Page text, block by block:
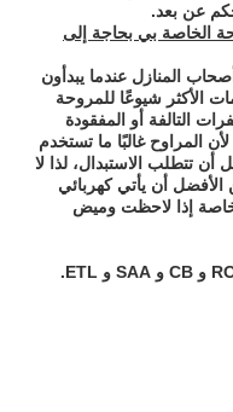
عن بعد.
الخاصة بي بحاجة إلى
المنازل عندما يبدأون
الأكثر شيوعًا للمروحة
التالفة أو المفقودة
المراوح غالبًا ما تستخدم
أن تتطلب الاستبدال، لذا لا
أن يأتي كهربائي
إذا لاحظت وميض